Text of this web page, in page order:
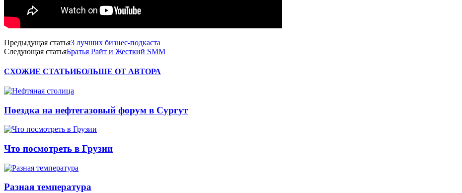
Предыдущая статья3 лучших бизнес-подкаста
Следующая статьяБратья Райт и Жесткий SMM
СХОЖИЕ СТАТЬИБОЛЬШЕ ОТ АВТОРА
Поездка на нефтегазовый форум в Сургут
Что посмотреть в Грузии
Разная температура